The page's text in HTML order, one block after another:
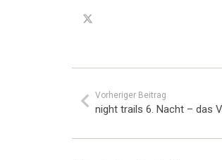
Vorheriger Beitrag
night trails 6. Nacht – das